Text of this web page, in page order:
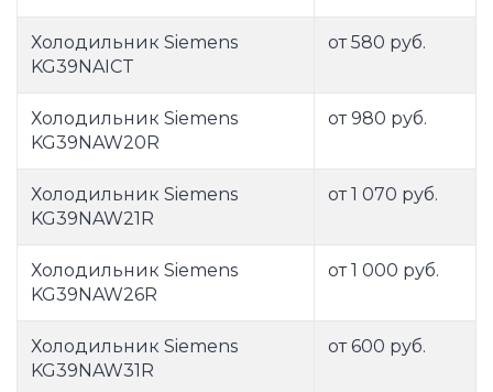
Холодильник Siemens
KG39NAICT
от 580 руб.
Холодильник Siemens
KG39NAW20R
от 980 руб.
Холодильник Siemens
KG39NAW21R
от 1 070 руб.
Холодильник Siemens
KG39NAW26R
от 1 000 руб.
Холодильник Siemens
KG39NAW31R
от 600 руб.